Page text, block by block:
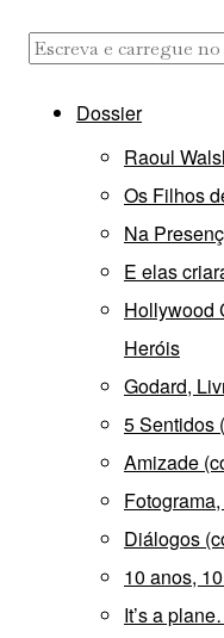
Dossier
Raoul
Os Filhos
Na
E elas
Hollywood
Heróis
Godard,
5 Sentidos
Amizade
Diálogos
10 anos,
It’s a